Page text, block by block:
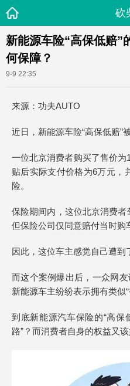
砍
新能源车险“高保低赔”
何保障？
9-9 22:35
来源：功夫AUTO
近日，新能源车险“高保低赔”
一位北京消费者购买了售价
贴后实际支付价格为6万元，
险。
保险期间内，这位北京消费者
但保险公司仅同意赔付当时购
因此，这位车主感觉自己遭到
而这个案例爆出后，一众网
新能源车主纷纷表示拥有类似“
到底新能源汽车保险的“高保
路”？而消费者自身的权益又